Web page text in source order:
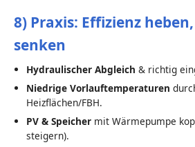
8) Praxis: Effizienz
senken
Hydraulischer Abgleich & richtig
Niedrige Vorlauftemperaturen
Heizflächen/FBH.
PV & Speichermit Wärmepumpe
steigern).